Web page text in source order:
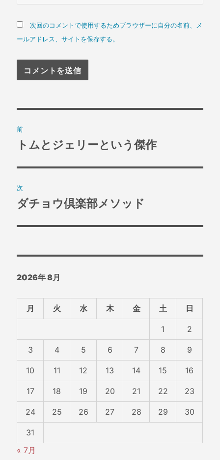
次回のコメントで使用するためブラウザーに自分の名前、メ
ールアドレス、サイトを保存する。
稿
ビ
ゲ
ー
ン
前
過
の
投
稿:
トムとジェリーという傑作
次
次
投
ダチョウ倶楽部メソッド
2026年 8月
月 火 水 木 金 土 日
1 2
3 4 5 6 7 8 9
10 11 12 13 14 15 16
17 18 19 20 21 22 23
24 25 26 27 28 29 30
31
« 7月